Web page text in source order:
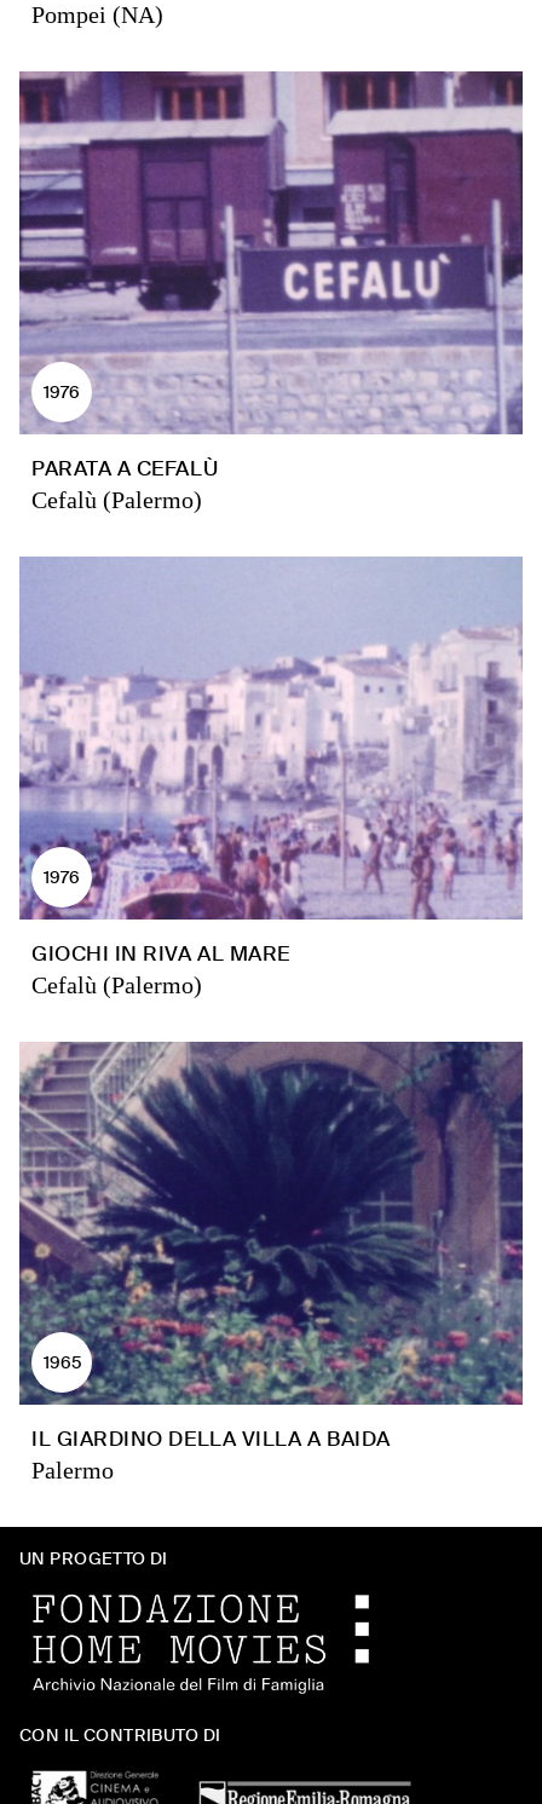
Pompei (NA)
1976
PARATA A CEFALÙ
Cefalù (Palermo)
1976
GIOCHI IN RIVA AL MARE
Cefalù (Palermo)
1965
IL GIARDINO DELLA VILLA A BAIDA
Palermo
UN PROGETTO DI
CON IL CONTRIBUTO DI